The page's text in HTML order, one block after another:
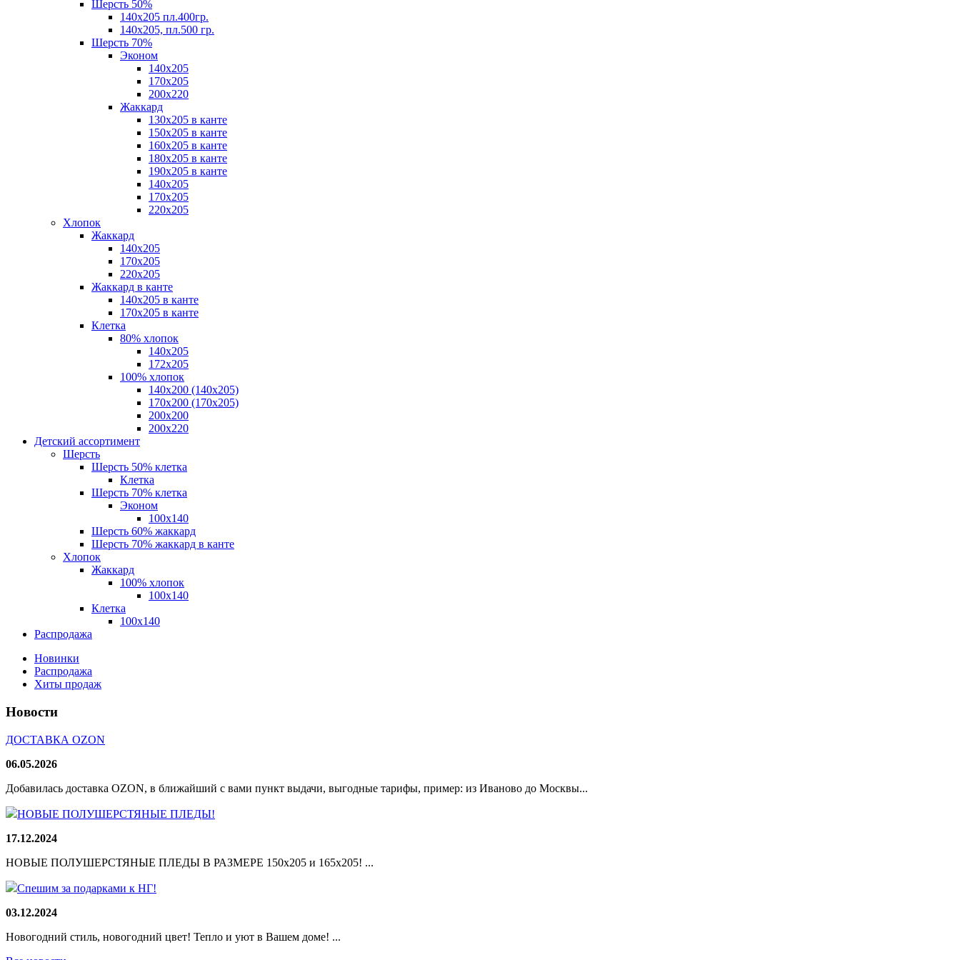
Шерсть 50%
140х205 пл.400гр.
140х205, пл.500 гр.
Шерсть 70%
Эконом
140х205
170х205
200х220
Жаккард
130х205 в канте
150х205 в канте
160х205 в канте
180х205 в канте
190х205 в канте
140х205
170х205
220х205
Хлопок
Жаккард
140x205
170х205
220х205
Жаккард в канте
140х205 в канте
170х205 в канте
Клетка
80% хлопок
140x205
172х205
100% хлопок
140x200 (140х205)
170x200 (170х205)
200х200
200х220
Детский ассортимент
Шерсть
Шерсть 50% клетка
Клетка
Шерсть 70% клетка
Эконом
100x140
Шерсть 60% жаккард
Шерсть 70% жаккард в канте
Хлопок
Жаккард
100% хлопок
100x140
Клетка
100х140
Распродажа
Новинки
Распродажа
Хиты продаж
Новости
ДОСТАВКА OZON
06.05.2026
Добавилась доставка OZON, в ближайший с вами пункт выдачи, выгодные тарифы, пример: из Иваново до Москвы...
НОВЫЕ ПОЛУШЕРСТЯНЫЕ ПЛЕДЫ!
17.12.2024
НОВЫЕ ПОЛУШЕРСТЯНЫЕ ПЛЕДЫ В РАЗМЕРЕ 150х205 и 165х205! ...
Спешим за подарками к НГ!
03.12.2024
Новогодний стиль, новогодний цвет! Тепло и уют в Вашем доме! ...